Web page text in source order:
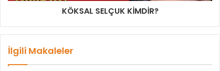
KÖKSAL SELÇUK KİMDİR?
İlgili Makaleler